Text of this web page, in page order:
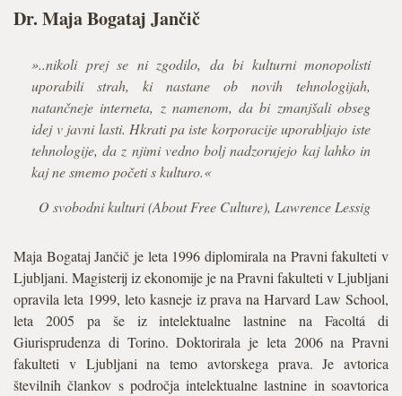
Dr. Maja Bogataj Jančič
»..nikoli prej se ni zgodilo, da bi kulturni monopolisti
uporabili strah, ki nastane ob novih tehnologijah,
natančneje interneta, z namenom, da bi zmanjšali obseg
idej v javni lasti. Hkrati pa iste korporacije uporabljajo iste
tehnologije, da z njimi vedno bolj nadzorujejo kaj lahko in
kaj ne smemo početi s kulturo.«
O svobodni kulturi (About Free Culture), Lawrence Lessig
Maja Bogataj Jančič je leta 1996 diplomirala na Pravni fakulteti v
Ljubljani. Magisterij iz ekonomije je na Pravni fakulteti v Ljubljani
opravila leta 1999, leto kasneje iz prava na Harvard Law School,
leta 2005 pa še iz intelektualne lastnine na Facoltá di
Giurisprudenza di Torino. Doktorirala je leta 2006 na Pravni
fakulteti v Ljubljani na temo avtorskega prava. Je avtorica
številnih člankov s področja intelektualne lastnine in soavtorica